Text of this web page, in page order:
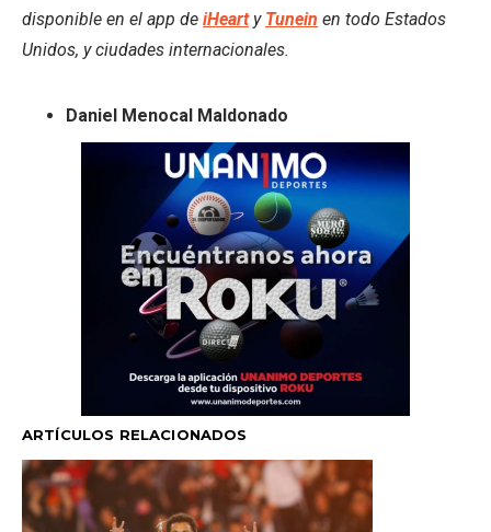
disponible en el app de iHeart y Tunein en todo Estados
Unidos, y ciudades internacionales.
Daniel Menocal Maldonado
ARTÍCULOS RELACIONADOS